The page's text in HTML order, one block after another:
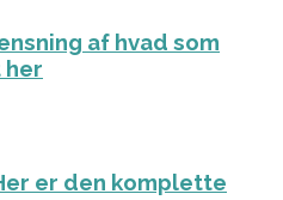
af hvad som
her
er den komplette